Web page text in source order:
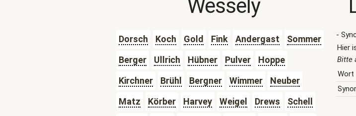
Wessely
Dorsch Koch Gold Fink Andergast
Sommer
Berger
Ullrich Hübner Pulver
Hoppe
Kirchner
Brühl Bergner Wimmer
Neuber
Matz
Körber Harvey Weigel Drews
Schell
-
Hier
Bitte
Wort